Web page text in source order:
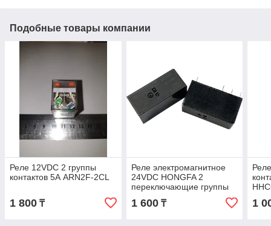
Подобные товары компании
Реле 12VDC 2 группы
контактов 5А ARN2F-2CL
1 800 ₸
Реле электромагнитное
24VDC HONGFA 2
переключающие группы
8A/250V HF115F/024-2Z4A
1 600₸ 1